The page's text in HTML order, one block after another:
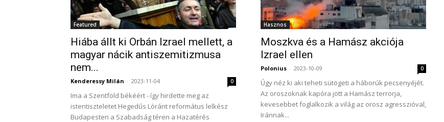
Featured
Hiába állt ki Orbán Izrael mellett, a
magyar nácik antiszemitizmusa
nem...
Kenderessy Milán - 2023-11-04 0
Ima a Szentföld békéért - így hirdette meg az
istentiszteletet Hegedűs Lóránt református lelkész
Budapesten a Szabadság téren a Hazatérés
Hasznos
Moszkva és a Hamász akciója
Izrael ellen
Polonius - 2023-10-09 0
Úgy néz ki aki teheti sütögeti a háborúk pecsenyéjét.
Az oroszoknak kapóra jött a Hamász terrorja,
kevesebbet foglalkozik a világ az orosz agresszióval,
Iránnak...